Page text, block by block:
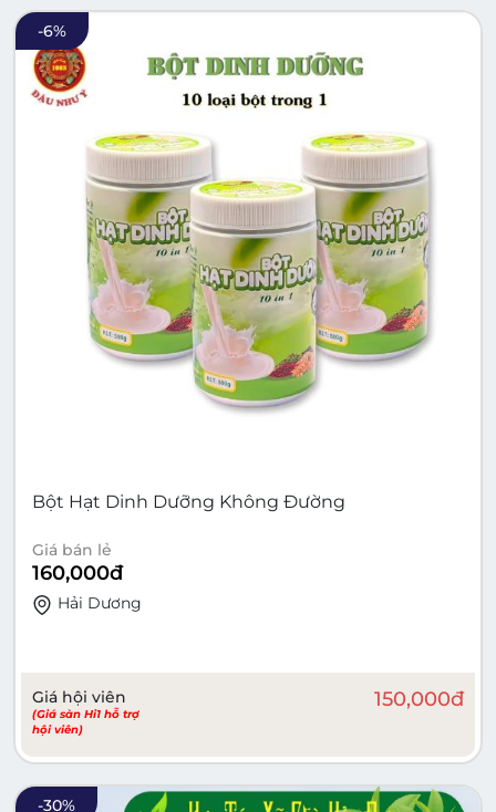
-6%
Bột Hạt Dinh Dưỡng Không Đường
Giá bán lẻ
160,000đ
Hải Dương
Giá hội viên
(Giá sàn Hi1 hỗ trợ
hội viên)
150,000đ
-30%